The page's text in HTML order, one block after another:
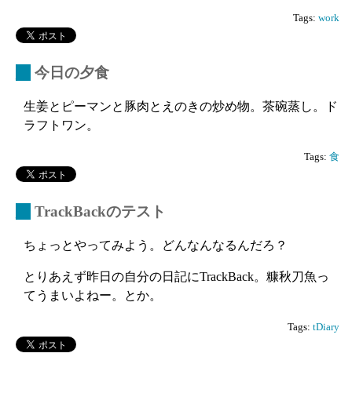
Tags: work
今日の夕食
生姜とピーマンと豚肉とえのきの炒め物。茶碗蒸し。ド
ラフトワン。
Tags: 食
TrackBackのテスト
ちょっとやってみよう。どんなんなるんだろ？
とりあえず昨日の自分の日記にTrackBack。糠秋刀魚っ
てうまいよねー。とか。
Tags: tDiary